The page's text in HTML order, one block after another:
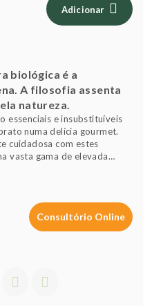
Adicionar
biológica é a
A filosofia assenta
natureza.
essenciais e insubstituíveis
numa delícia gourmet.
cuidadosa com estes
vasta gama de elevada
biológica - este é o
picante e o seu aroma é
Consultório Online